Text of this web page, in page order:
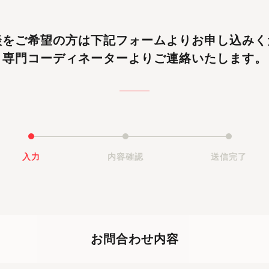
ご希望の方は下記フォームよりお申し込み
専門コーディネーターよりご連絡いたします。
入力 内容確認 送信完了
お問合わせ内容